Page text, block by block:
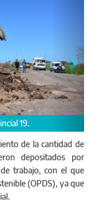
Trabajos de limpieza
de la cantidad de
depositados por
trabajo, con el que
(OPDS), ya que